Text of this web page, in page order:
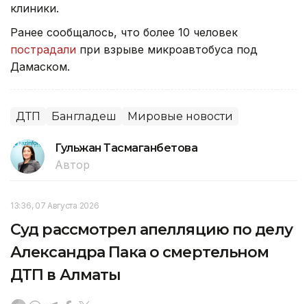
клиники.
Ранее сообщалось, что более 10 человек
пострадали при взрыве микроавтобуса под
Дамаском.
ДТП Бангладеш Мировые новости
Гульжан Тасмаганбетова
Автор
13:36, 07 Августа 2026
Суд рассмотрел апелляцию по делу
Александра Пака о смертельном
ДТП в Алматы